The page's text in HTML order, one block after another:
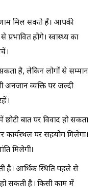
मिल सकते हैं। आपकी
होंगे। स्वास्थ्य का
है, लेकिन लोगों से सम्मान
अनजान व्यक्ति पर जल्दी
बात पर विवाद हो सकता
पर सहयोग मिलेगा।
मिलेगी।
है। आर्थिक स्थिति पहले से
सकती है। किसी काम में